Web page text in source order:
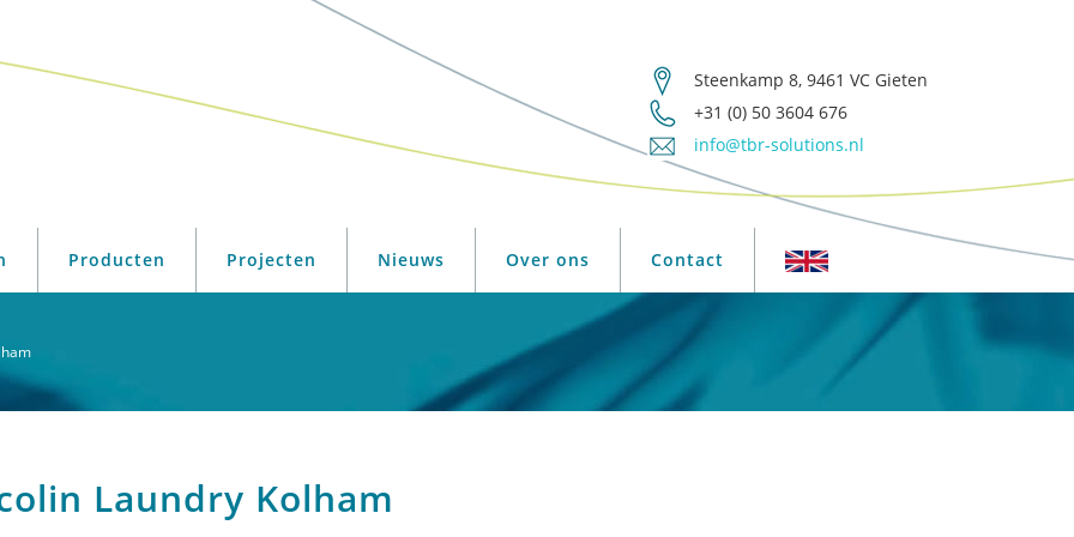
Steenkamp 8, 9461 VC Gieten
+31 (0) 50 3604 676
info@tbr-solutions.nl
Producten Projecten Nieuws Over ons Contact
Laundry Kolham